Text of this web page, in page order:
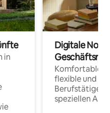
in
Digitale
Komfortable
flexible und
Berufstätige
speziellen